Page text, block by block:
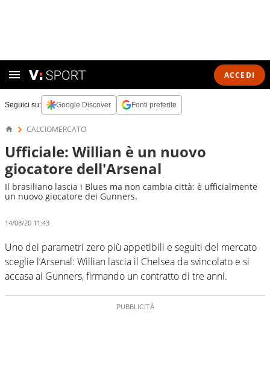
ACCEDI
Seguici su: Google Discover Fonti preferite
CALCIOMERCATO
Ufficiale: Willian è un nuovo
giocatore dell'Arsenal
Il brasiliano lascia i Blues ma non cambia città: è ufficialmente
un nuovo giocatore dei Gunners.
14/08/20 11:43
Uno dei parametri zero più appetibili e seguiti del mercato
sceglie l’Arsenal: Willian lascia il Chelsea da svincolato e si
accasa ai Gunners, firmando un contratto di tre anni.